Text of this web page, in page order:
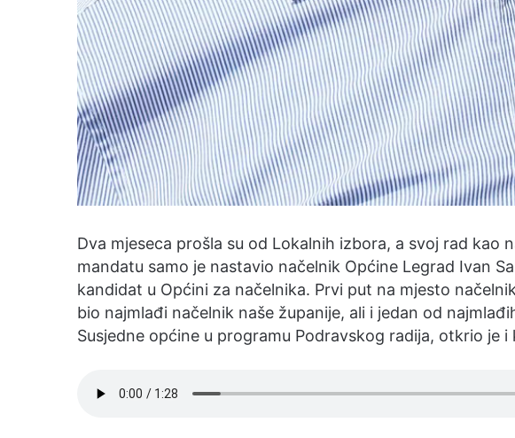
Dva mjeseca prošla su od Lokalnih izbora, a svoj rad kao
mandatu samo je nastavio načelnik Općine Legrad Ivan
kandidat u Općini za načelnika. Prvi put na mjesto
bio najmlađi načelnik naše županije, ali i jedan od
Susjedne općine u programu Podravskog radija, otkrio je